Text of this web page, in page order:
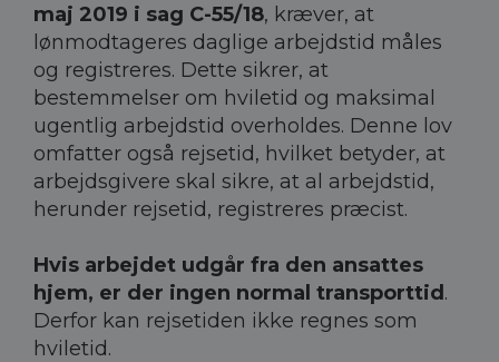
maj 2019 i sag C-55/18, kræver, at
lønmodtageres daglige arbejdstid måles
og registreres. Dette sikrer, at
bestemmelser om hviletid og maksimal
ugentlig arbejdstid overholdes. Denne lov
omfatter også rejsetid, hvilket betyder, at
arbejdsgivere skal sikre, at al arbejdstid,
herunder rejsetid, registreres præcist.
Hvis arbejdet udgår fra den ansattes
hjem, er der ingen normal transporttid .
Derfor kan rejsetiden ikke regnes som
hviletid.